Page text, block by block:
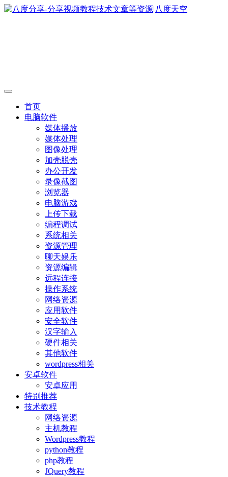
首页
电脑软件
媒体播放
媒体处理
图像处理
加壳脱壳
办公开发
录像截图
浏览器
电脑游戏
上传下载
编程调试
系统相关
资源管理
聊天娱乐
资源编辑
远程连接
操作系统
网络资源
应用软件
安全软件
汉字输入
硬件相关
其他软件
wordpress相关
安卓软件
安卓应用
特别推荐
技术教程
网络资源
主机教程
Wordpress教程
python教程
php教程
JQuery教程